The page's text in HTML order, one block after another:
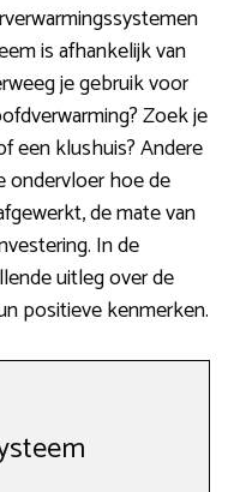
is afhankelijk van
je gebruik voor
Zoek je
een klushuis? Andere
ondervloer hoe de
de mate van
In de
uitleg over de
positieve kenmerken.